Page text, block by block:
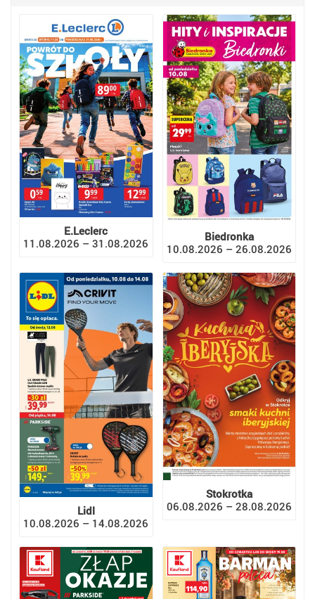
E.Leclerc
11.08.2026 – 31.08.2026
Biedronka
10.08.2026 – 26.08.2026
Lidl
10.08.2026 – 14.08.2026
Stokrotka
06.08.2026 – 28.08.2026